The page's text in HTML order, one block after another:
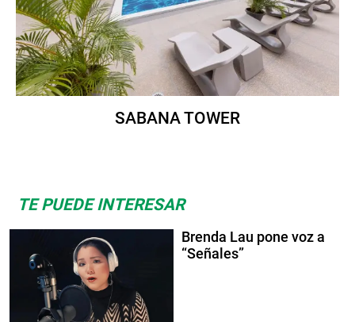
SABANA TOWER
TE PUEDE INTERESAR
Brenda Lau pone voz a
“Señales”